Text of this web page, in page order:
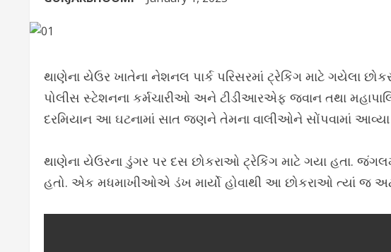
થાણેના યેઉર ખાતેના નેશનલ પાર્ક પરિસરમાં ટ્રેકિંગ માટે ગયેલા
પોલીસ સ્ટેશનના કર્મચારીઓ અને ટીડીઆરએફ જવાન તથા
દરમિયાન આ ઘટનામાં સાત જણને તેમના વાલીઓને સોંપવામાં
થાણેના યેઉરના ડુંગર પર દસ છોકરાઓ ટ્રેકિંગ માટે ગયા હતા.
હતો. એક મધમાખીઓએ ડંખ માર્યો હોવાથી આ છોકરાઓ ત્યાં જ